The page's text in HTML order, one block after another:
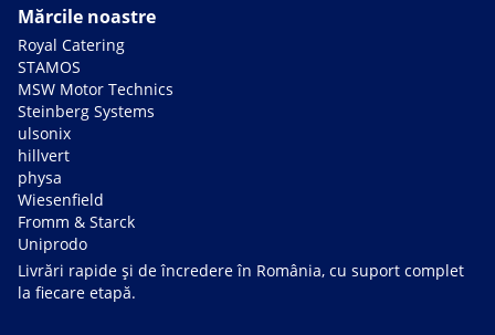
Mărcile noastre
Royal Catering
STAMOS
MSW Motor Technics
Steinberg Systems
ulsonix
hillvert
physa
Wiesenfield
Fromm & Starck
Uniprodo
Livrări rapide și de încredere în România, cu suport complet
la fiecare etapă.